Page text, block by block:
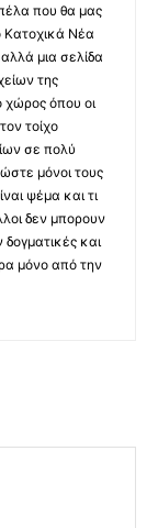
που θα μας
Κατοχικά Νέα
μια σελίδα
της
χώρος όπου οι
τοίχο
σε πολύ
μόνοι τους
ψέμα και τι
δεν μπορουν
και
μόνο από την